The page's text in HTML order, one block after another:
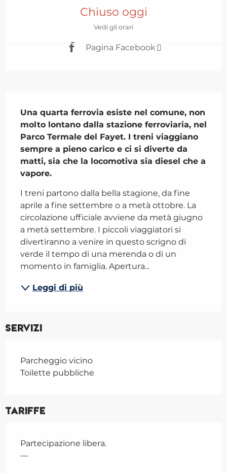
Chiuso oggi
Vedi gli orari
Pagina Facebook
Una quarta ferrovia esiste nel comune, non
molto lontano dalla stazione ferroviaria, nel
Parco Termale del Fayet. I treni viaggiano
sempre a pieno carico e ci si diverte da
matti, sia che la locomotiva sia diesel che a
vapore.
I treni partono dalla bella stagione, da fine
aprile a fine settembre o a metà ottobre. La
circolazione ufficiale avviene da metà giugno
a metà settembre. I piccoli viaggiatori si
divertiranno a venire in questo scrigno di
verde il tempo di una merenda o di un
momento in famiglia. Apertura...
Leggi di più
Servizi
Parcheggio vicino
Toilette pubbliche
Tariffe
Partecipazione libera.
—